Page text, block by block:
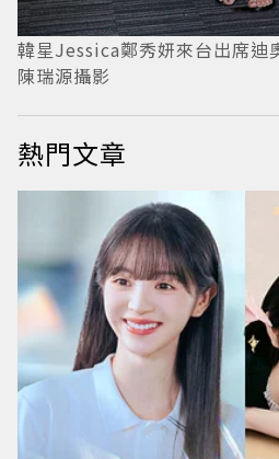
韓星Jessica鄭秀妍來台出席迪
陳瑞源攝影
熱門文章